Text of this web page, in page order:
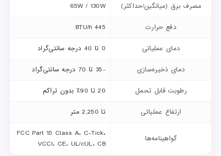
مصرف برق (میانگین/حداکثر) 65W / 130W
دفع حرارت 445 BTU/h
دمای عملیاتی 0 تا 40 درجه سانتی‌گراد
دمای ذخیره‌سازی -35 تا 70 درجه سانتی‌گراد
رطوبت قابل تحمل 20 تا 90٪ بدون تراکم
ارتفاع عملیاتی تا 2,250 متر
گواهینامه‌ها
FCC Part 15 Class A، C-Tick،
VCCI، CE، UL/cUL، CB